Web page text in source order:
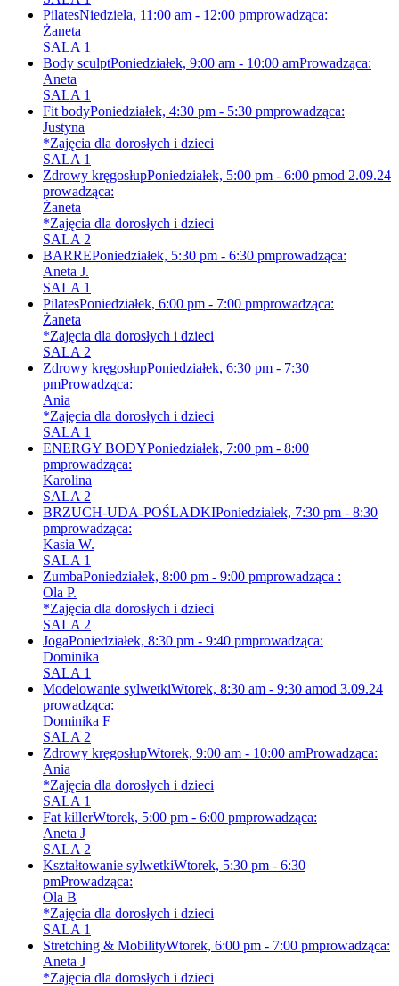
PilatesNiedziela, 11:00 am - 12:00 pmprowadząca:
Żaneta
SALA 1
Body sculptPoniedziałek, 9:00 am - 10:00 amProwadząca:
Aneta
SALA 1
Fit bodyPoniedziałek, 4:30 pm - 5:30 pmprowadząca:
Justyna
*Zajęcia dla dorosłych i dzieci
SALA 1
Zdrowy kręgosłupPoniedziałek, 5:00 pm - 6:00 pmod 2.09.24
prowadząca:
Żaneta
*Zajęcia dla dorosłych i dzieci
SALA 2
BARREPoniedziałek, 5:30 pm - 6:30 pmprowadząca:
Aneta J.
SALA 1
PilatesPoniedziałek, 6:00 pm - 7:00 pmprowadząca:
Żaneta
*Zajęcia dla dorosłych i dzieci
SALA 2
Zdrowy kręgosłupPoniedziałek, 6:30 pm - 7:30
pmProwadząca:
Ania
*Zajęcia dla dorosłych i dzieci
SALA 1
ENERGY BODYPoniedziałek, 7:00 pm - 8:00
pmprowadząca:
Karolina
SALA 2
BRZUCH-UDA-POŚLADKIPoniedziałek, 7:30 pm - 8:30
pmprowadząca:
Kasia W.
SALA 1
ZumbaPoniedziałek, 8:00 pm - 9:00 pmprowadząca :
Ola P.
*Zajęcia dla dorosłych i dzieci
SALA 2
JogaPoniedziałek, 8:30 pm - 9:40 pmprowadząca:
Dominika
SALA 1
Modelowanie sylwetkiWtorek, 8:30 am - 9:30 amod 3.09.24
prowadząca:
Dominika F
SALA 2
Zdrowy kręgosłupWtorek, 9:00 am - 10:00 amProwadząca:
Ania
*Zajęcia dla dorosłych i dzieci
SALA 1
Fat killerWtorek, 5:00 pm - 6:00 pmprowadząca:
Aneta J
SALA 2
Kształtowanie sylwetkiWtorek, 5:30 pm - 6:30
pmProwadząca:
Ola B
*Zajęcia dla dorosłych i dzieci
SALA 1
Stretching & MobilityWtorek, 6:00 pm - 7:00 pmprowadząca:
Aneta J
*Zajęcia dla dorosłych i dzieci